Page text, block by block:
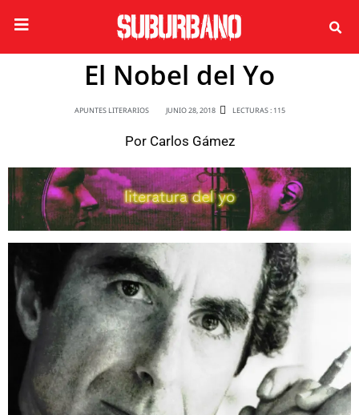
El Nobel del Yo
APUNTES LITERARIOS JUNIO 28, 2018 LECTURAS : 115
Por Carlos Gámez